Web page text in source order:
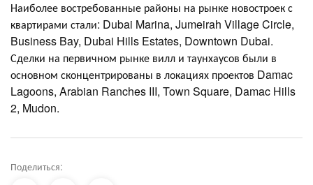
Наиболее востребованные районы на рынке новостроек с
квартирами стали: Dubai Marina, Jumeirah Village Circle,
Business Bay, Dubai Hills Estates, Downtown Dubai.
Сделки на первичном рынке вилл и таунхаусов были в
основном сконцентрированы в локациях проектов Damac
Lagoons, Arabian Ranches III, Town Square, Damac Hills
2, Mudon.
Поделиться: